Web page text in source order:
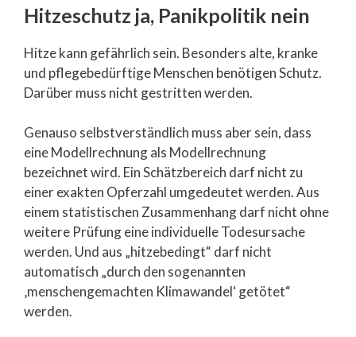
Hitzeschutz ja, Panikpolitik nein
Hitze kann gefährlich sein. Besonders alte, kranke
und pflegebedürftige Menschen benötigen Schutz.
Darüber muss nicht gestritten werden.
Genauso selbstverständlich muss aber sein, dass
eine Modellrechnung als Modellrechnung
bezeichnet wird. Ein Schätzbereich darf nicht zu
einer exakten Opferzahl umgedeutet werden. Aus
einem statistischen Zusammenhang darf nicht ohne
weitere Prüfung eine individuelle Todesursache
werden. Und aus „hitzebedingt“ darf nicht
automatisch „durch den sogenannten
‚menschengemachten Klimawandel‘ getötet“
werden.